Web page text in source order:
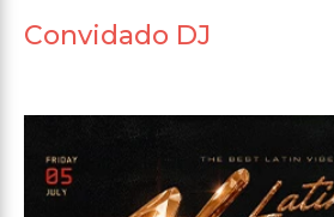
Convidado DJ